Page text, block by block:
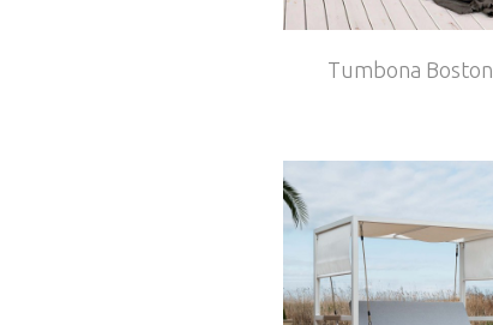
Tumbona Boston